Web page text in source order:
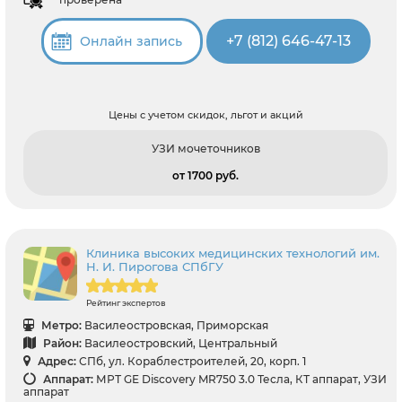
Онлайн запись +7 (812) 646-47-13
Цены с учетом скидок, льгот и акций
УЗИ мочеточников
от 1700 pуб.
Клиника высоких медицинских технологий им.
Н. И. Пирогова СПбГУ
Рейтинг экспертов
Метро: Василеостровская, Приморская
Район: Василеостровский, Центральный
Адрес: СПб, ул. Кораблестроителей, 20, корп. 1
Аппарат: МРТ GE Discovery MR750 3.0 Тесла, КТ аппарат, УЗИ
аппарат